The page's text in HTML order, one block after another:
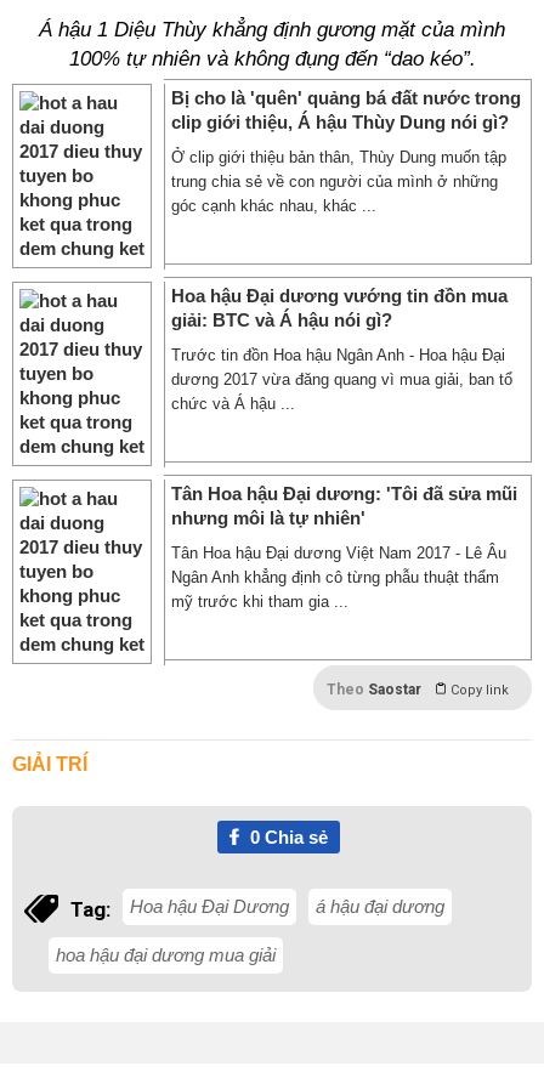
Á hậu 1 Diệu Thùy khẳng định gương mặt của mình
100% tự nhiên và không đụng đến “dao kéo”.
Bị cho là 'quên' quảng bá đất nước trong
clip giới thiệu, Á hậu Thùy Dung nói gì?
Ở clip giới thiệu bản thân, Thùy Dung muốn tập
trung chia sẻ về con người của mình ở những
góc cạnh khác nhau, khác ...
Hoa hậu Đại dương vướng tin đồn mua
giải: BTC và Á hậu nói gì?
Trước tin đồn Hoa hậu Ngân Anh - Hoa hậu Đại
dương 2017 vừa đăng quang vì mua giải, ban tổ
chức và Á hậu ...
Tân Hoa hậu Đại dương: 'Tôi đã sửa mũi
nhưng môi là tự nhiên'
Tân Hoa hậu Đại dương Việt Nam 2017 - Lê Âu
Ngân Anh khẳng định cô từng phẫu thuật thẩm
mỹ trước khi tham gia ...
Theo Saostar Copy link
GIẢI TRÍ
0Chia sẻ
Tag: Hoa hậu Đại Dương á hậu đại dương
hoa hậu đại dương mua giải